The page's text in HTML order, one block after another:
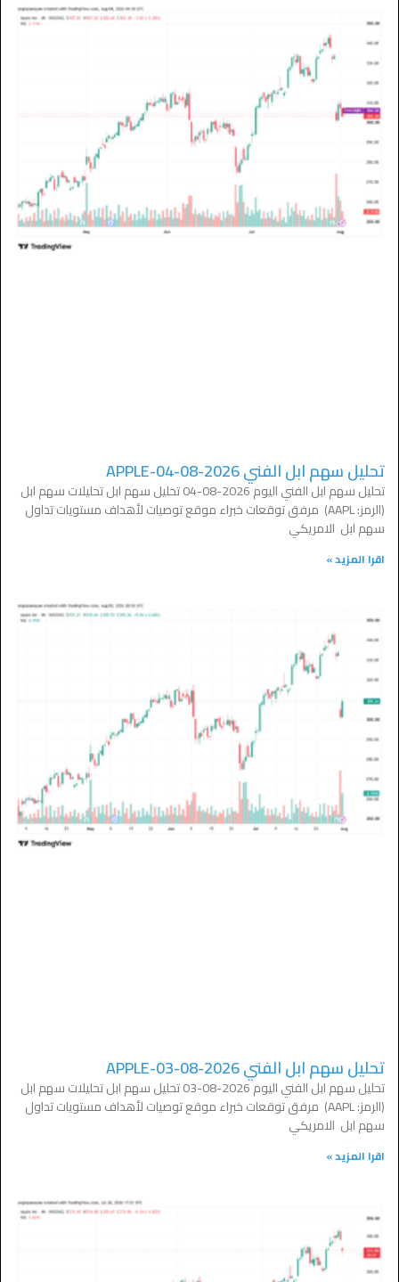
تحليل سهم ابل الفني APPLE-04-08-2026
تحليل سهم ابل الفني اليوم 2026-08-04 تحليل سهم ابل تحليلات سهم ابل
(الرمز: AAPL) مرفق توقعات خبراء موقع توصيات لأهداف مستويات تداول
سهم ابل الامريكي
اقرا المزيد »
تحليل سهم ابل الفني APPLE-03-08-2026
تحليل سهم ابل الفني اليوم 2026-08-03 تحليل سهم ابل تحليلات سهم ابل
(الرمز: AAPL) مرفق توقعات خبراء موقع توصيات لأهداف مستويات تداول
سهم ابل الامريكي
اقرا المزيد »